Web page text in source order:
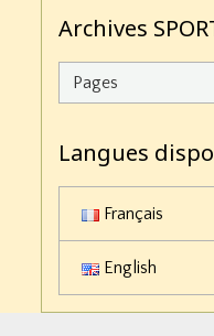
Archives
Langues
Français
English